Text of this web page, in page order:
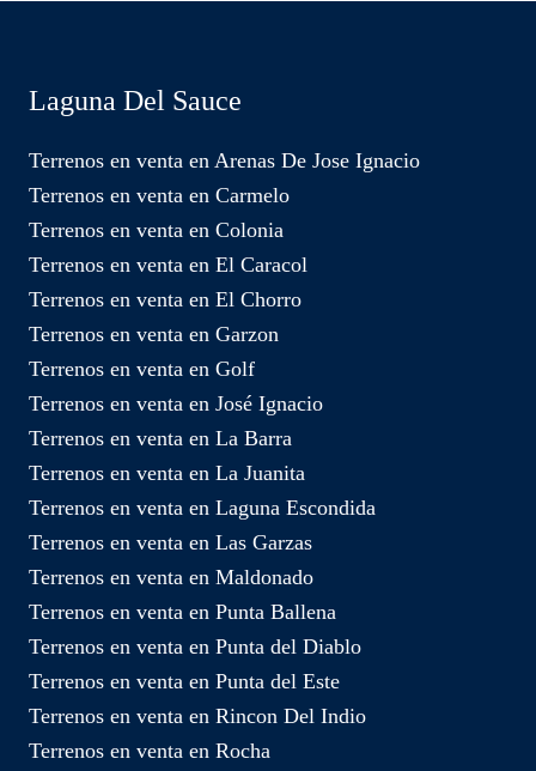
Laguna Del Sauce
Terrenos en venta en Arenas De Jose Ignacio
Terrenos en venta en Carmelo
Terrenos en venta en Colonia
Terrenos en venta en El Caracol
Terrenos en venta en El Chorro
Terrenos en venta en Garzon
Terrenos en venta en Golf
Terrenos en venta en José Ignacio
Terrenos en venta en La Barra
Terrenos en venta en La Juanita
Terrenos en venta en Laguna Escondida
Terrenos en venta en Las Garzas
Terrenos en venta en Maldonado
Terrenos en venta en Punta Ballena
Terrenos en venta en Punta del Diablo
Terrenos en venta en Punta del Este
Terrenos en venta en Rincon Del Indio
Terrenos en venta en Rocha